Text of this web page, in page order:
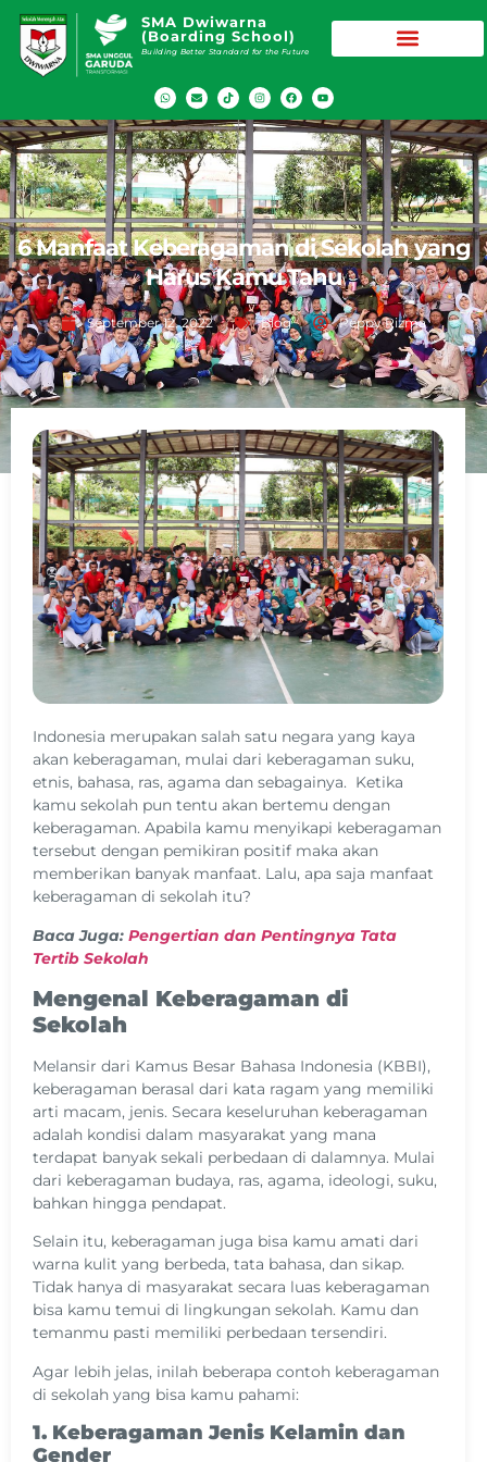
SMA Dwiwarna
(Boarding School)
Building Better Standard for the Future
6 Manfaat Keberagaman di Sekolah yang
Harus Kamu Tahu
September 12, 2022 Blog Peppy Rizma
Indonesia merupakan salah satu negara yang kaya
akan keberagaman, mulai dari keberagaman suku,
etnis, bahasa, ras, agama dan sebagainya. Ketika
kamu sekolah pun tentu akan bertemu dengan
keberagaman. Apabila kamu menyikapi keberagaman
tersebut dengan pemikiran positif maka akan
memberikan banyak manfaat. Lalu, apa saja manfaat
keberagaman di sekolah itu?
Baca Juga: Pengertian dan Pentingnya Tata
Tertib Sekolah
Mengenal Keberagaman di
Sekolah
Melansir dari Kamus Besar Bahasa Indonesia (KBBI),
keberagaman berasal dari kata ragam yang memiliki
arti macam, jenis. Secara keseluruhan keberagaman
adalah kondisi dalam masyarakat yang mana
terdapat banyak sekali perbedaan di dalamnya. Mulai
dari keberagaman budaya, ras, agama, ideologi, suku,
bahkan hingga pendapat.
Selain itu, keberagaman juga bisa kamu amati dari
warna kulit yang berbeda, tata bahasa, dan sikap.
Tidak hanya di masyarakat secara luas keberagaman
bisa kamu temui di lingkungan sekolah. Kamu dan
temanmu pasti memiliki perbedaan tersendiri.
Agar lebih jelas, inilah beberapa contoh keberagaman
di sekolah yang bisa kamu pahami:
1. Keberagaman Jenis Kelamin dan
Gender